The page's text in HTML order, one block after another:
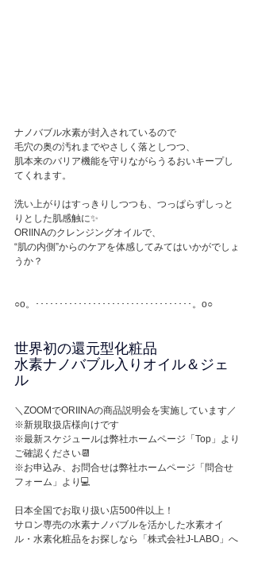
ナノバブル水素が封入されているので
毛穴の奥の汚れまでやさしく落としつつ、
肌本来のバリア機能を守りながらうるおいキープし
てくれます。
洗い上がりはすっきりしつつも、つっぱらずしっと
りとした肌感触に✨
ORIINAのクレンジングオイルで、
“肌の内側”からのケアを体感してみてはいかがでしょ
うか？
○o。･････････････････････････････････。o○
世界初の還元型化粧品
水素ナノバブル入りオイル＆ジェ
ル
＼ZOOMでORIINAの商品説明会を実施しています／
※新規取扱店様向けです
※最新スケジュールは弊社ホームページ「Top」より
ご確認ください📆
※お申込み、お問合せは弊社ホームページ「問合せ
フォーム」より💻
日本全国でお取り扱い店500件以上！
サロン専売の水素ナノバブルを活かした水素オイ
ル・水素化粧品をお探しなら「株式会社J-LABO」へ